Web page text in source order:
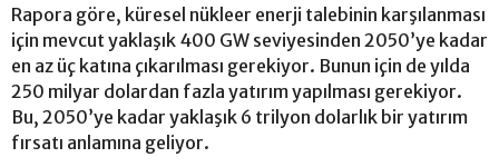
Rapora göre, küresel nükleer enerji talebinin karşılanması
için mevcut yaklaşık 400 GW seviyesinden 2050’ye kadar
en az üç katına çıkarılması gerekiyor. Bunun için de yılda
250 milyar dolardan fazla yatırım yapılması gerekiyor.
Bu, 2050’ye kadar yaklaşık 6 trilyon dolarlık bir yatırım
fırsatı anlamına geliyor.